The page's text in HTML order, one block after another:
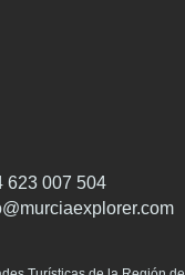
623 007 504